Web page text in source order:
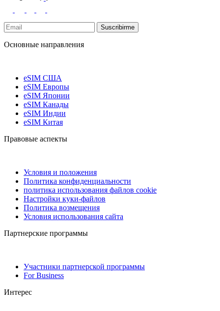
Suscribirme
Основные направления
eSIM США
eSIM Европы
eSIM Японии
eSIM Канады
eSIM Индии
eSIM Китая
Правовые аспекты
Условия и положения
Политика конфиденциальности
политика использования файлов cookie
Настройки куки-файлов
Политика возмещения
Условия использования сайта
Партнерские программы
Участники партнерской программы
For Business
Интерес